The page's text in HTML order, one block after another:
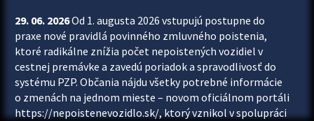
29. 06. 2026Od 1. augusta 2026 vstupujú postupne do
praxe nové pravidlá povinného zmluvného poistenia,
ktoré radikálne znížia počet nepoistených vozidiel v
cestnej premávke a zavedú poriadok a spravodlivosť do
systému PZP. Občania nájdu všetky potrebné informácie
o zmenách na jednom mieste – novom oficiálnom portáli
https://nepoistenevozidlo.sk/, ktorý vznikol v spolupráci